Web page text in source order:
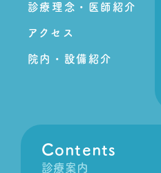
診療理念・医師紹介
アクセス
院内・設備紹介
Contents
診療案内